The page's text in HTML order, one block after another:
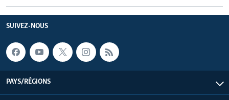
SUIVEZ-NOUS
PAYS/RÉGIONS